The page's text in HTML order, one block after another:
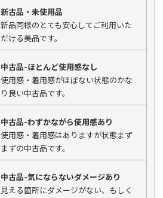
新古品・未使用品
新品同様のとても安心してご利用いた
だける美品です。
中古品-ほとんど使用感なし
使用感・着用感がほぼない状態のかな
り良い中古品です。
中古品-わずかながら使用感あり
使用感・着用感はありますが状態まず
まずの中古品です。
中古品-気にならないダメージあり
見える箇所にダメージがない、もしく